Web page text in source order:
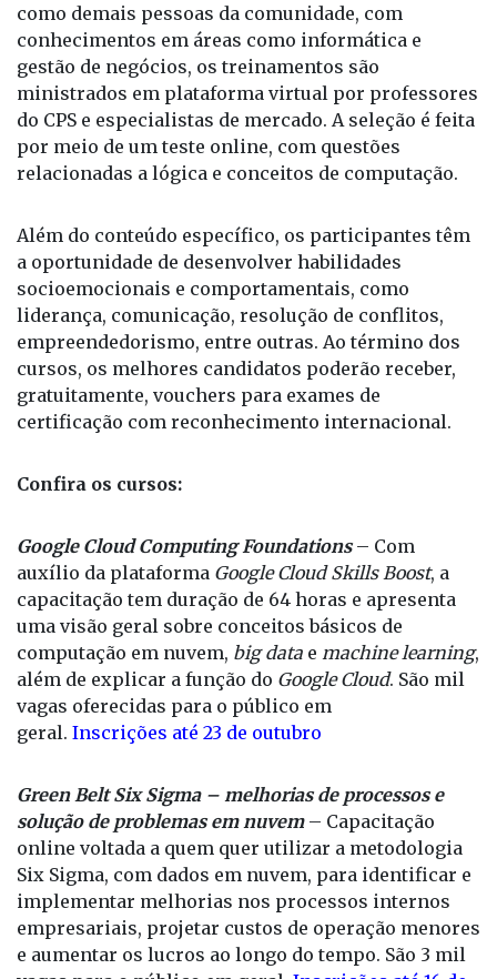
como demais pessoas da comunidade, com
conhecimentos em áreas como informática e
gestão de negócios, os treinamentos são
ministrados em plataforma virtual por professores
do CPS e especialistas de mercado. A seleção é feita
por meio de um teste online, com questões
relacionadas a lógica e conceitos de computação.
Além do conteúdo específico, os participantes têm
a oportunidade de desenvolver habilidades
socioemocionais e comportamentais, como
liderança, comunicação, resolução de conflitos,
empreendedorismo, entre outras. Ao término dos
cursos, os melhores candidatos poderão receber,
gratuitamente, vouchers para exames de
certificação com reconhecimento internacional.
Confira os cursos:
Google Cloud Computing Foundations– Com
auxílio da plataforma Google Cloud Skills Boost, a
capacitação tem duração de 64 horas e apresenta
uma visão geral sobre conceitos básicos de
computação em nuvem, big data e machine learning,
além de explicar a função do Google Cloud. São mil
vagas oferecidas para o público em
geral. Inscrições até 23 de outubro
Green Belt Six Sigma – melhorias de processos e
solução de problemas em nuvem– Capacitação
online voltada a quem quer utilizar a metodologia
Six Sigma, com dados em nuvem, para identificar e
implementar melhorias nos processos internos
empresariais, projetar custos de operação menores
e aumentar os lucros ao longo do tempo. São 3 mil